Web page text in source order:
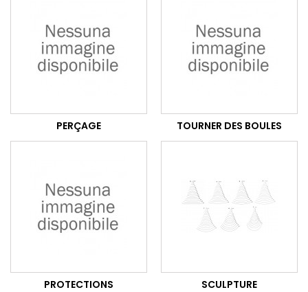
PERÇAGE TOURNER DES BOULES
PROTECTIONS SCULPTURE